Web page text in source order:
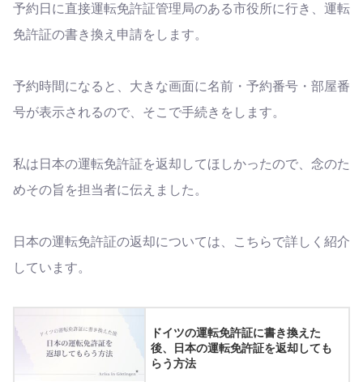
予約日に直接運転免許証管理局のある市役所に行き、運転
免許証の書き換え申請をします。
予約時間になると、大きな画面に名前・予約番号・部屋番
号が表示されるので、そこで手続きをします。
私は日本の運転免許証を返却してほしかったので、念のた
めその旨を担当者に伝えました。
日本の運転免許証の返却については、こちらで詳しく紹介
しています。
ドイツの運転免許証に書き換えた
後、日本の運転免許証を返却しても
らう方法